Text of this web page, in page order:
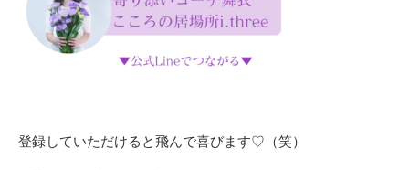
登録していただけると飛んで喜びます♡（笑）